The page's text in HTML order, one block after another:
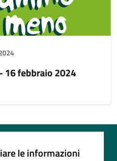
16 febbraio 2024
le informazioni